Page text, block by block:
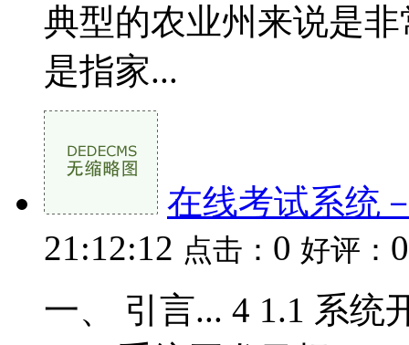
典型的农业州来说是
是指家...
在线考试系统
21:12:12 点击： 0 好评： 0
一、 引言... 4 1.1 系统